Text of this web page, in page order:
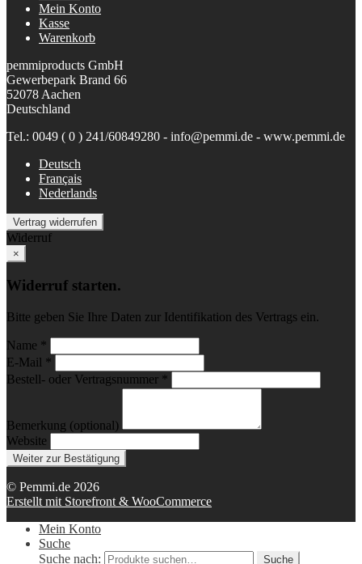
Mein Konto
Kasse
Warenkorb
pemmiproducts GmbH
Gewerbepark Brand 66
52078 Aachen
Deutschland
Tel.: 0049 ( 0 ) 241/60849280 - info@pemmi.de - www.pemmi.de
Deutsch
Français
Nederlands
Vertrag widerrufen
Widerruf
×
Widerruf starten.
Bitte geben Sie Ihre Daten zur Identifikation des Vertrags ein.
Name *
E-Mail *
Bestell- oder Vertragsnummer *
Bemerkung (optional)
Website
Weiter zur Bestätigung
© Pemmi.de 2026
Erstellt mit Storefront & WooCommerce
Mein Konto
Suche
Suche nach:
Suche